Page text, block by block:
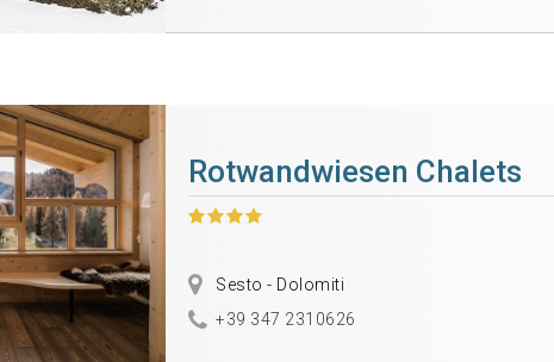
Rotwandwiesen Chalets
Sesto - Dolomiti
+39 347 2310626